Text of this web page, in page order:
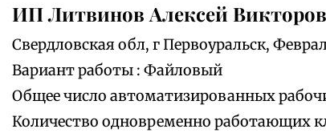
ИП Литвинов Алексей
Свердловская обл, г Первоуральск,
Вариант работы : Файловый
Общее число автоматизированных
Количество одновременно работающих